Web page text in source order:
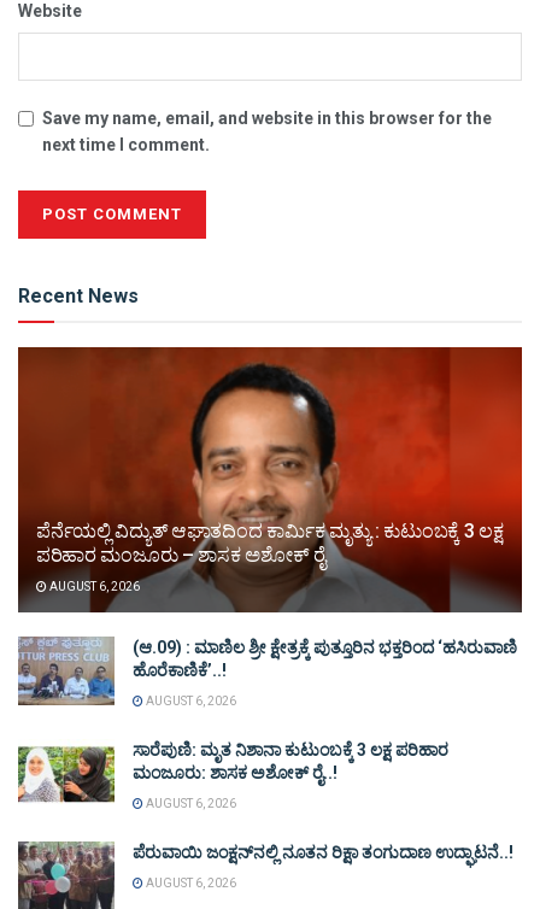
Website
Save my name, email, and website in this browser for the
next time I comment.
Recent News
ಪೆರ್ನೆಯಲ್ಲಿ ವಿದ್ಯುತ್ ಆಘಾತದಿಂದ ಕಾರ್ಮಿಕ ಮೃತ್ಯು : ಕುಟುಂಬಕ್ಕೆ 3 ಲಕ್ಷ
ಪರಿಹಾರ ಮಂಜೂರು – ಶಾಸಕ ಅಶೋಕ್ ರೈ
AUGUST 6, 2026
(ಆ.09) : ಮಾಣಿಲ ಶ್ರೀ ಕ್ಷೇತ್ರಕ್ಕೆ ಪುತ್ತೂರಿನ ಭಕ್ತರಿಂದ ‘ಹಸಿರುವಾಣಿ
ಹೊರೆಕಾಣಿಕೆ’..!
AUGUST 6, 2026
ಸಾರೆಪುಣಿ: ಮೃತ ನಿಶಾನಾ ಕುಟುಂಬಕ್ಕೆ 3 ಲಕ್ಷ ಪರಿಹಾರ
ಮಂಜೂರು: ಶಾಸಕ ಅಶೋಕ್ ರೈ..!
AUGUST 6, 2026
ಪೆರುವಾಯಿ ಜಂಕ್ಷನ್‌ನಲ್ಲಿ ನೂತನ ರಿಕ್ಷಾ ತಂಗುದಾಣ ಉದ್ಘಾಟನೆ..!
AUGUST 6, 2026